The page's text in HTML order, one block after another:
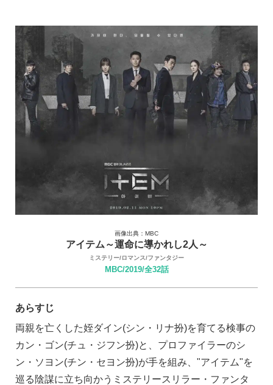
画像出典：MBC
アイテム～運命に導かれし2人～
ミステリー/ロマンス/ファンタジー
MBC/2019/全32話
あらすじ
両親を亡くした姪ダイン(シン・リナ扮)を育てる検事の
カン・ゴン(チュ・ジフン扮)と、プロファイラーのシ
ン・ソヨン(チン・セヨン扮)が手を組み、"アイテム"を
巡る陰謀に立ち向かうミステリースリラー・ファンタ